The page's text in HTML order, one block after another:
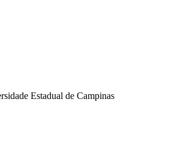
Estadual de Campinas